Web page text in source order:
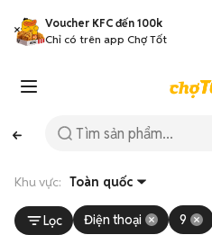
Voucher KFC đến 100k
Chỉ có trên app Chợ Tốt
Khu vực: Toàn quốc
Lọc Điện thoại 9